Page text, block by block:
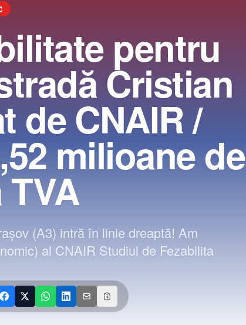
pentru
Cristian
de CNAIR /
milioane de
(A3) intră în linie dreaptă! Am
al CNAIR Studiul de Fezabilita